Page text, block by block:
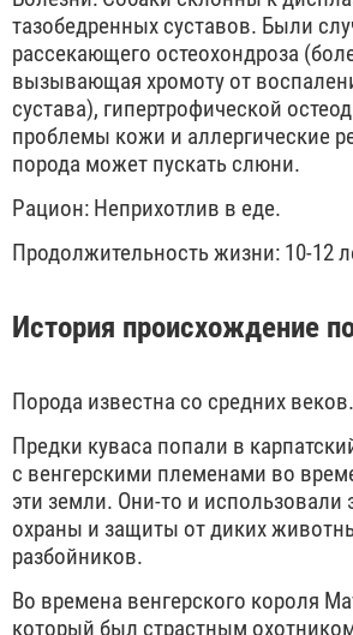
тазобедренных суставов. Были
рассекающего остеохондроза
вызывающая хромоту от
сустава), гипертрофической
проблемы кожи и аллергические
порода может пускать слюни.
Рацион: Неприхотлив в еде.
Продолжительность жизни: 10-12
История происхождение
Порода известна со средних веков.
Предки куваса попали в
с венгерскими племенами во
эти земли. Они-то и использовали
охраны и защиты от диких
разбойников.
Во времена венгерского короля
который был страстным